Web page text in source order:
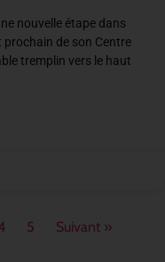
nouvelle étape dans
prochain de son Centre
tremplin vers le haut
5 Suivant »